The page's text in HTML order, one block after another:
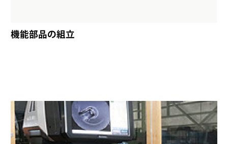
機能部品の組立